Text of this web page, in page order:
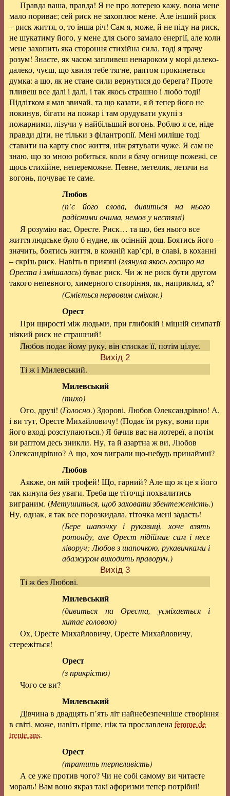
Правда ваша, правда! Я не про лотерею кажу, вона мене
мало пориває; сей риск не захоплює мене. Але інший риск
– риск життя, о, то інша річ! Сам я, може, й не піду на риск,
не шукатиму його, у мене для сього замало енергії, але коли
мене захопить яка стороння стихійна сила, тоді я трачу
розум! Знаєте, як часом запливеш ненароком у морі далеко-
далеко, чуєш, що хвиля тебе тягне, раптом прокинеться
думка: а що, як не стане сили вернутися до берега? Проте
пливеш все далі і далі, і так якось страшно і любо тоді!
Підлітком я мав звичай, та що казати, я й тепер його не
покинув, бігати на пожар і там орудувати укупі з
пожарними, лізучи у найбільший вогонь. Роблю я се, ніде
правди діти, не тільки з філантропії. Мені миліше тоді
ставити на карту своє життя, ніж рятувати чуже. Я сам не
знаю, що зо мною робиться, коли я бачу огнище пожежі, се
щось стихійне, непереможне. Певне, метелик, летячи на
вогонь, почуває те саме.
Любов
(п’є його слова, дивиться на нього
радісними очима, немов у нестямі)
Я розумію вас, Оресте. Риск… та що, без нього все
життя людське було б нудне, як осінній дощ. Боятись його –
значить, боятись життя, в кожній кар’єрі, в славі, в коханні
– скрізь риск. Навіть в приязні (глянула якось гостро на
Ореста і змішалась) буває риск. Чи ж не риск бути другом
такого непевного, химерного створіння, як, наприклад, я?
(Сміється нервовим сміхом.)
Орест
При щирості між людьми, при глибокій і міцній симпатії
ніякий риск не страшний!
Любов подає йому руку, він стискає її, потім цілує.
Вихід 2
Ті ж і Милевський.
Милевський
(тихо)
Ого, друзі! (Голосно.) Здорові, Любов Олександрівно! А,
і ви тут, Оресте Михайловичу! (Подає їм руку, вони при
його вході розступаються.) Я бачив вас на лотереї, а потім
ви раптом десь зникли. Ну, та й азартна ж ви, Любов
Олександрівно? А що, хоч виграли що-небудь принаймні?
Любов
Аякже, он мій трофей! Що, гарний? Але що ж це я його
так кинула без уваги. Треба ще тіточці похвалитись
виграним. (Метушиться, щоб заховати збентеженість.)
Ну, однак, я так все порозкидала, тіточка мені задасть!
(Бере шапочку і рукавиці, хоче взять
ротонду, але Орест підіймає сам і несе
ліворуч; Любов з шапочкою, рукавичками і
абажуром виходить праворуч.)
Вихід 3
Ті ж без Любові.
Милевський
(дивиться на Ореста, усміхається і
хитає головою)
Ох, Оресте Михайловичу, Оресте Михайловичу,
стережіться!
Орест
(з прикрістю)
Чого се ви?
Милевський
Дівчина в двадцять п’ять літ найнебезпечніше створіння
в світі, може, навіть гірше, ніж та прославлена femme de
trente ans.
Орест
(тратить терпеливість)
А се уже против чого? Чи не собі самому ви читаєте
мораль! Вам воно якраз такі афоризми тепер потрібні!